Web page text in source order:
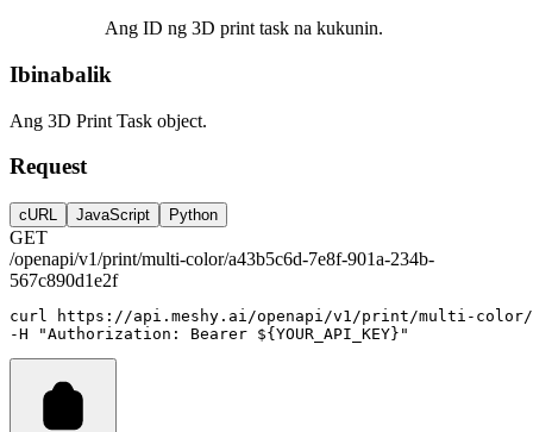
Ang ID ng 3D print task na kukunin.
Ibinabalik
Ang 3D Print Task object.
Request
cURL JavaScript Python
GET
/openapi/v1/print/multi-color/a43b5c6d-7e8f-901a-234b-
567c890d1e2f
curl
https://api.meshy.ai/openapi/v1/print/multi-color/
-H
"Authorization: Bearer ${YOUR_API_KEY}"